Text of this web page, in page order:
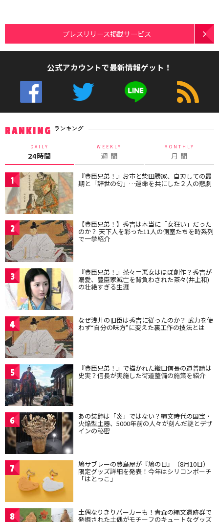
プレスリリース掲載サービス
公式アカウントで最新情報ゲット！
RANKING ランキング
DAILY
24時間
WEEKLY
週 間
MONTHLY
月 間
1 『豊臣兄弟！』お市と柴田勝家、自刃しての最
期と「辞世の句」…運命を共にした２人の悲劇
2 【豊臣兄弟！】秀吉は本当に「女狂い」だった
のか？ 天下人を彩った11人の側室たちを時系列
で一挙紹介
3 『豊臣兄弟！』茶々＝悪女はほぼ創作？秀吉が
溺愛、豊臣家滅亡を背負わされた茶々(井上和)
の壮絶すぎる生涯
4 なぜ浅井の旧臣は秀吉に従ったのか？ 武力を使
わず“自分の味方”に変えた裏工作の技法とは
5 『豊臣兄弟！』で描かれた織田信長の道普請は
史実？信長が実施した街道整備の施策を紹介
6 あの装飾は「炎」ではない？縄文時代の国宝・
火焔型土器、5000年前の人々が刻んだ謎とデザ
インの秘密
7 鳩サブレーの豊島屋が『鳩の日』（8月10日）
限定グッズ詳細を発表！今年はシリコンポーチ
「はとっこ」
8 土偶なりきりパーカーも！青森の縄文遺跡群で
発掘された土偶がモチーフのキュートなグッズ